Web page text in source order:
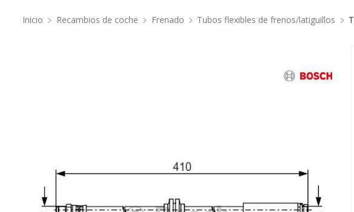
Inicio Recambios de coche Frenado Tubos flexibles de frenos/latiguillos